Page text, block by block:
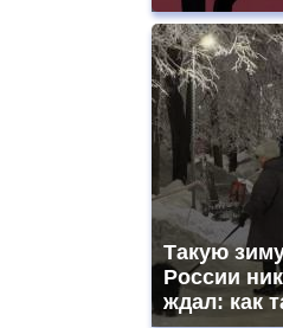
Такую
России
ждал: как